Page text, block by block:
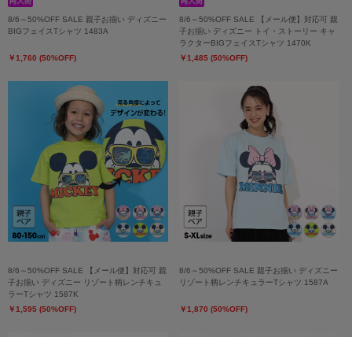
8/6～50%OFF SALE 親子お揃い ディズニー
BIGフェイスTシャツ 1483A
￥1,760 (50%OFF)
8/6～50%OFF SALE 【メール便】対応可 親
子お揃い ディズニー トイ・ストーリー キャ
ラクターBIGフェイスTシャツ 1470K
￥1,485 (50%OFF)
8/6～50%OFF SALE 【メール便】対応可 親
子お揃い ディズニー リゾート柄レンチキュ
ラーTシャツ 1587K
￥1,595 (50%OFF)
8/6～50%OFF SALE 親子お揃い ディズニー
リゾート柄レンチキュラーTシャツ 1587A
￥1,870 (50%OFF)